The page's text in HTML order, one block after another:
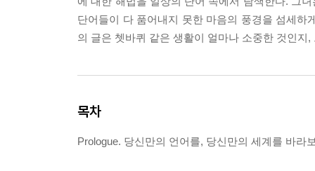
단어들이 다 품어내지 못한 마음의 풍경을 섬세
의 글은 쳇바퀴 같은 생활이 얼마나 소중한 것인
목차
Prologue. 당신만의 언어를, 당신만의 세계를 바라